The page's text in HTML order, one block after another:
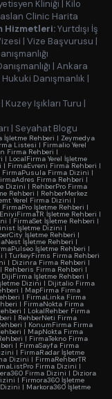
Kliniği | Kilo
Clinic Harita
Hizmetleri:Yurtdışı İş
| Vize Başvurusu |
| Ankara
Danışmanlık |
| Kuzey Işıkları Turu |
| Seyahat Blogu
İşletme Rehberi | Zeymedya
Listesi | Firmalio Yerel
Firma Rehberi |
| LocalFirma Yerel İşletme
| FirmaEvreni Firma Rehberi |
FirmaPusula Firma Dizini |
Firma Rehberi |
Dizini | RehberPro Firma
Rehberi | RehberMerkez
Yerel Firma Dizini |
FirmaPro İşletme Rehberi |
EniyiFirmaTR İşletme Rehberi |
|FirmaSet İşletme Rehberi |
İşletme Dizini |
İşletme Rehberi |
İşletme Rehberi |
İşletme Rehberi |
| TurkeyFirms Firma Rehberi
| Dizinra Firma Rehberi |
| Rehberis Firma Rehberi |
DijiFirma İşletme Rehberi |
Dizini | Dijitalio Firma
| MapFirma Firma
| FirmaLinka Firma
| FirmaNokta Firma
| LokalRehber Firma
| RehberNeti Firma
| KonumFirma Firma
| MapNokta Firma
| FirmaTekno Firma
| FirmaSayfa Firma
| FirmaRadar İşletme
Dizini | FirmaRehberTR
Firma Dizini |
Firma Dizini | Diziora
| Firmora360 İşletme
| Markora360 İşletme